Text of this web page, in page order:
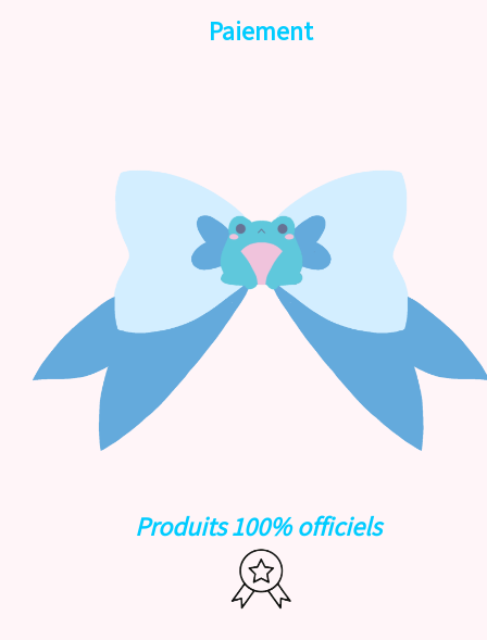
Paiement
Produits 100% officiels